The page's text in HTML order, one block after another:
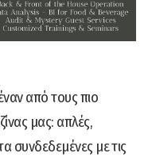
από τους πιο
μας: απλές,
συνδεδεμένες με τις